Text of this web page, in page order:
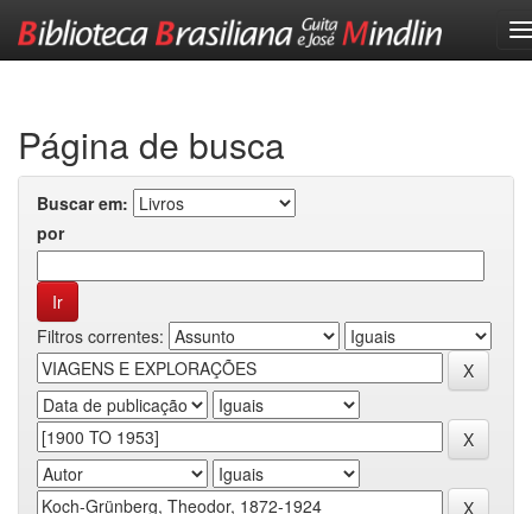
Página de busca
Buscar em:
por
Filtros correntes: